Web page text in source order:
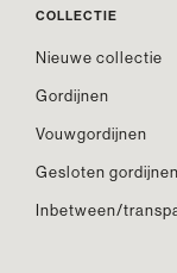
COLLECTIE
Nieuwe collectie
Gordijnen
Vouwgordijnen
Gesloten gordijnen
Inbetween/